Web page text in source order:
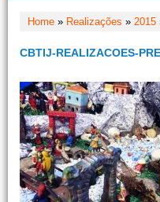
Home » Realizações » 2015
CBTIJ-REALIZACOES-